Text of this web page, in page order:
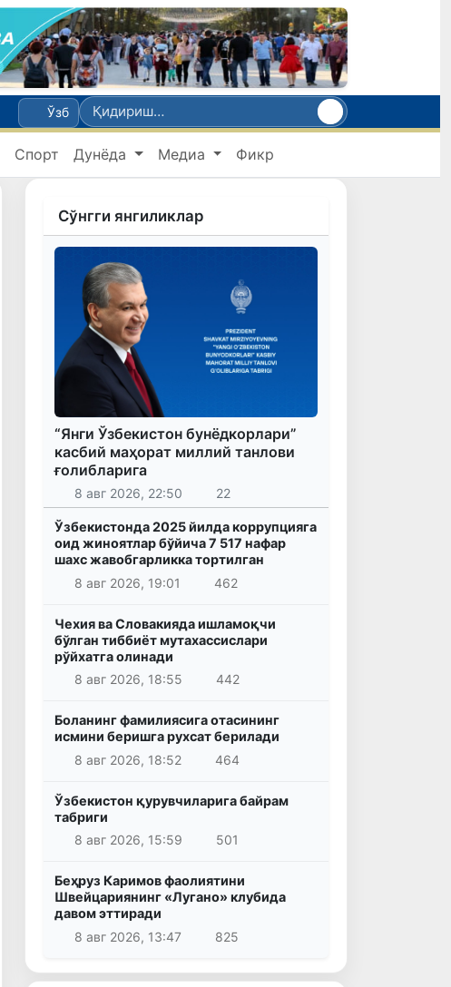
Ўзб
Спорт Дунёда Медиа Фикр
Сўнгги янгиликлар
“Янги Ўзбекистон бунёдкорлари”
касбий маҳорат миллий танлови
ғолибларига
8 авг 2026, 22:50 22
Ўзбекистонда 2025 йилда коррупцияга
оид жиноятлар бўйича 7 517 нафар
шахс жавобгарликка тортилган
8 авг 2026, 19:01
462
Чехия ва Словакияда ишламоқчи
бўлган тиббиёт мутахассислари
рўйхатга олинади
8 авг 2026, 18:55
442
Боланинг фамилиясига отасининг
исмини беришга рухсат берилади
8 авг 2026, 18:52
464
Ўзбекистон қурувчиларига байрам
табриги
8 авг 2026, 15:59
501
Беҳруз Каримов фаолиятини
Швейцариянинг «Лугано» клубида
давом эттиради
8 авг 2026, 13:47
825